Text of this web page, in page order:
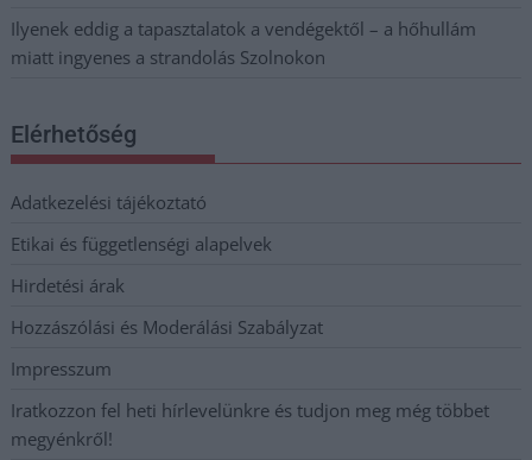
Ilyenek eddig a tapasztalatok a vendégektől – a hőhullám
miatt ingyenes a strandolás Szolnokon
Elérhetőség
Adatkezelési tájékoztató
Etikai és függetlenségi alapelvek
Hirdetési árak
Hozzászólási és Moderálási Szabályzat
Impresszum
Iratkozzon fel heti hírlevelünkre és tudjon meg még többet
megyénkről!